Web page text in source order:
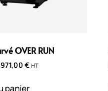
OVER RUN
€ HT
panier